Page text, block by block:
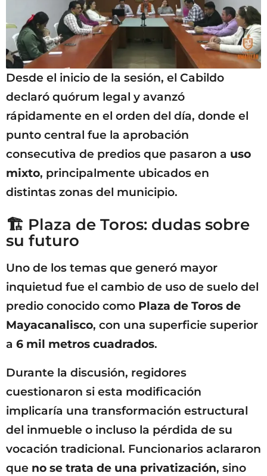
Desde el inicio de la sesión, el Cabildo
declaró quórum legal y avanzó
rápidamente en el orden del día, donde el
punto central fue la aprobación
consecutiva de predios que pasaron a uso
mixto, principalmente ubicados en
distintas zonas del municipio.
🏗️ Plaza de Toros: dudas sobre
su futuro
Uno de los temas que generó mayor
inquietud fue el cambio de uso de suelo del
predio conocido como Plaza de Toros de
Mayacanalisco, con una superficie superior
a 6 mil metros cuadrados.
Durante la discusión, regidores
cuestionaron si esta modificación
implicaría una transformación estructural
del inmueble o incluso la pérdida de su
vocación tradicional. Funcionarios aclararon
que no se trata de una privatización, sino